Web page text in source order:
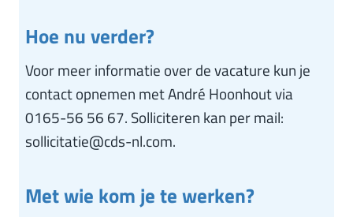
Hoe nu verder?
Voor meer informatie over de vacature kun je
contact opnemen met André Hoonhout via
0165-56 56 67. Solliciteren kan per mail:
sollicitatie@cds-nl.com.
Met wie kom je te werken?